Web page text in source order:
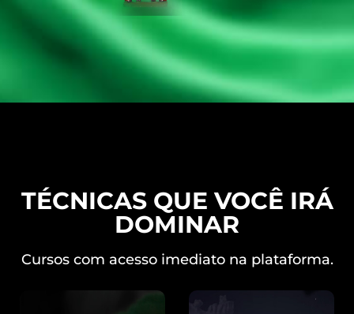
TÉCNICAS QUE VOCÊ IRÁ
DOMINAR
Cursos com acesso imediato na plataforma.